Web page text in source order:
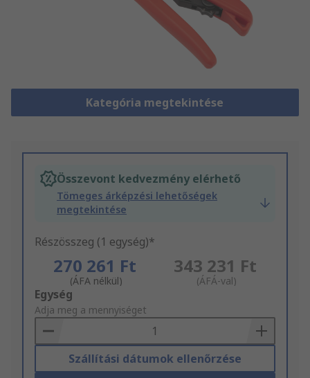
Kategória megtekintése
Összevont kedvezmény elérhető
Tömeges árképzési lehetőségek
megtekintése
Részösszeg (1 egység)*
270 261 Ft
(ÁFA nélkül)
343 231 Ft
(ÁFÁ-val)
Add
to
Basket
Egység
Adja meg a mennyiséget
Szállítási dátumok ellenőrzése